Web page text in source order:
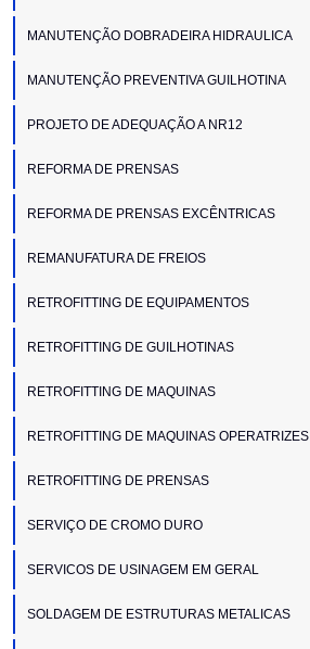
MANUTENÇÃO DOBRADEIRA HIDRAULICA
MANUTENÇÃO PREVENTIVA GUILHOTINA
PROJETO DE ADEQUAÇÃO A NR12
REFORMA DE PRENSAS
REFORMA DE PRENSAS EXCÊNTRICAS
REMANUFATURA DE FREIOS
RETROFITTING DE EQUIPAMENTOS
RETROFITTING DE GUILHOTINAS
RETROFITTING DE MAQUINAS
RETROFITTING DE MAQUINAS OPERATRIZES
RETROFITTING DE PRENSAS
SERVIÇO DE CROMO DURO
SERVICOS DE USINAGEM EM GERAL
SOLDAGEM DE ESTRUTURAS METALICAS